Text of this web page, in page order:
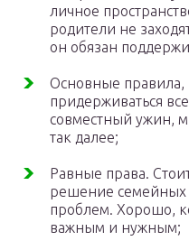
личное
родители не
он обязан
Основные
придерживаться
совместный ужин,
так далее;
Равные права.
решение семейных
проблем. Хорошо,
важным и нужным;